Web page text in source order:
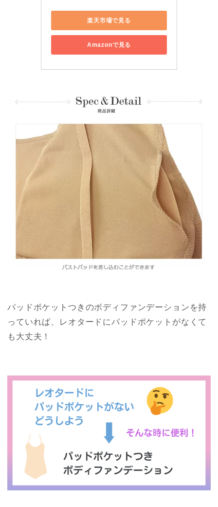
楽天市場で見る
Amazonで見る
パッドポケットつきのボディファンデーションを持
っていれば、レオタードにパッドポケットがなくて
も大丈夫！